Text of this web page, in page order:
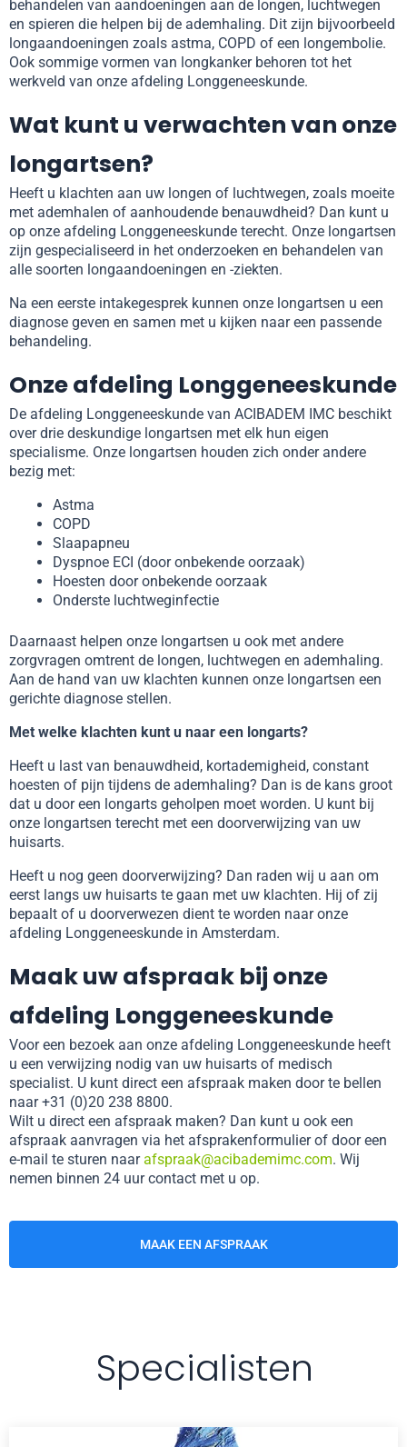
behandelen van aandoeningen aan de longen, luchtwegen
en spieren die helpen bij de ademhaling. Dit zijn bijvoorbeeld
longaandoeningen zoals astma, COPD of een longembolie.
Ook sommige vormen van longkanker behoren tot het
werkveld van onze afdeling Longgeneeskunde.
Wat kunt u verwachten van onze
longartsen?
Heeft u klachten aan uw longen of luchtwegen, zoals moeite
met ademhalen of aanhoudende benauwdheid? Dan kunt u
op onze afdeling Longgeneeskunde terecht. Onze longartsen
zijn gespecialiseerd in het onderzoeken en behandelen van
alle soorten longaandoeningen en -ziekten.
Na een eerste intakegesprek kunnen onze longartsen u een
diagnose geven en samen met u kijken naar een passende
behandeling.
Onze afdeling Longgeneeskunde
De afdeling Longgeneeskunde van ACIBADEM IMC beschikt
over drie deskundige longartsen met elk hun eigen
specialisme. Onze longartsen houden zich onder andere
bezig met:
Astma
COPD
Slaapapneu
Dyspnoe ECI (door onbekende oorzaak)
Hoesten door onbekende oorzaak
Onderste luchtweginfectie
Daarnaast helpen onze longartsen u ook met andere
zorgvragen omtrent de longen, luchtwegen en ademhaling.
Aan de hand van uw klachten kunnen onze longartsen een
gerichte diagnose stellen.
Met welke klachten kunt u naar een longarts?
Heeft u last van benauwdheid, kortademigheid, constant
hoesten of pijn tijdens de ademhaling? Dan is de kans groot
dat u door een longarts geholpen moet worden. U kunt bij
onze longartsen terecht met een doorverwijzing van uw
huisarts.
Heeft u nog geen doorverwijzing? Dan raden wij u aan om
eerst langs uw huisarts te gaan met uw klachten. Hij of zij
bepaalt of u doorverwezen dient te worden naar onze
afdeling Longgeneeskunde in Amsterdam.
Maak uw afspraak bij onze
afdeling Longgeneeskunde
Voor een bezoek aan onze afdeling Longgeneeskunde heeft
u een verwijzing nodig van uw huisarts of medisch
specialist. U kunt direct een afspraak maken door te bellen
naar +31 (0)20 238 8800.
Wilt u direct een afspraak maken? Dan kunt u ook een
afspraak aanvragen via het afsprakenformulier of door een
e-mail te sturen naarafspraak@acibademimc.com. Wij
nemen binnen 24 uur contact met u op.
MAAK EEN AFSPRAAK
Specialisten